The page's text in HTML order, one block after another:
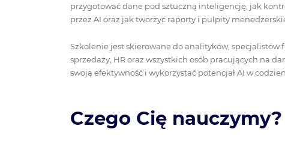
przygotować dane pod sztuczną inteligencję, jak
przez AI oraz jak tworzyć raporty i pulpity
Szkolenie jest skierowane do analityków, specjalistów
sprzedaży, HR oraz wszystkich osób pracujących na
swoją efektywność i wykorzystać potencjał AI w
Czego Cię nauczymy?